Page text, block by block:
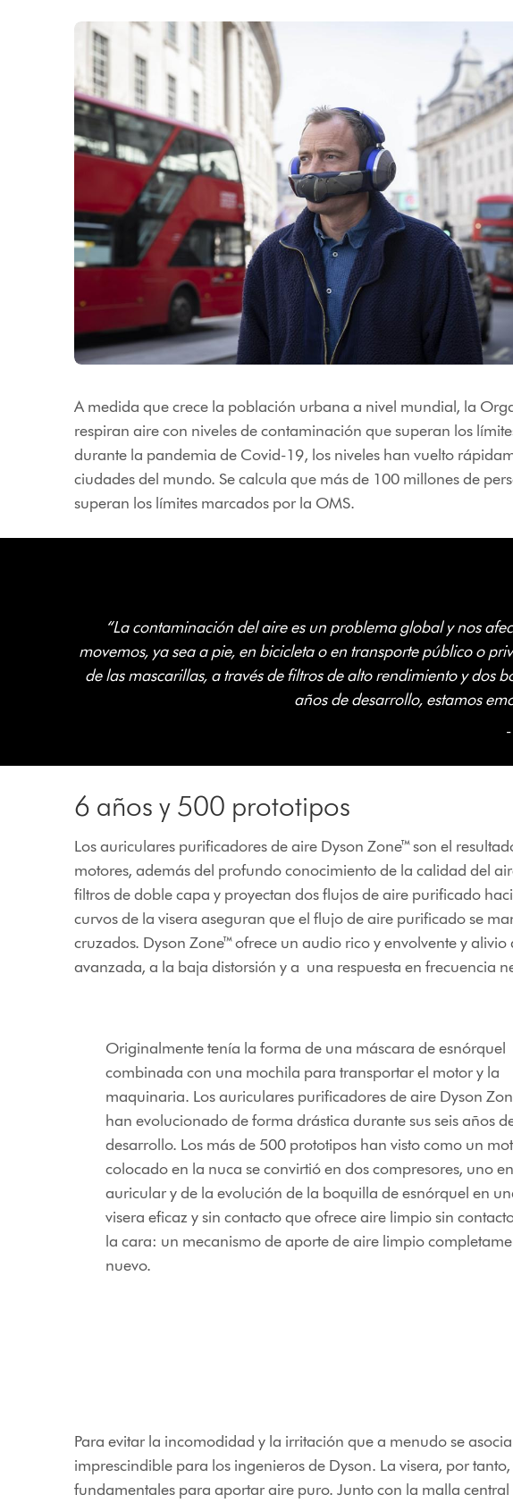
A medida que crece la población urbana a nivel mundial, la
respiran aire con niveles de contaminación que superan los
durante la pandemia de Covid-19, los niveles han vuelto
ciudades del mundo. Se calcula que más de 100 millones de
superan los límites marcados por la OMS.
“La contaminación del aire es un problema global y nos
movemos, ya sea a pie, en bicicleta o en transporte público o
de las mascarillas, a través de filtros de alto rendimiento y dos
años de desarrollo, estamos
6 años y 500 prototipos
Los auriculares purificadores de aire Dyson Zone™ son el
motores, además del profundo conocimiento de la calidad del
filtros de doble capa y proyectan dos flujos de aire purificado
curvos de la visera aseguran que el flujo de aire purificado se
cruzados. Dyson Zone™ ofrece un audio rico y envolvente y
avanzada, a la baja distorsión y a una respuesta en frecuencia
Originalmente tenía la forma de una máscara de esnórquel
combinada con una mochila para transportar el motor y la
maquinaria. Los auriculares purificadores de aire Dyson
han evolucionado de forma drástica durante sus seis años
desarrollo. Los más de 500 prototipos han visto como un
colocado en la nuca se convirtió en dos compresores, uno
auricular y de la evolución de la boquilla de esnórquel en
visera eficaz y sin contacto que ofrece aire limpio sin
la cara: un mecanismo de aporte de aire limpio
nuevo.
Para evitar la incomodidad y la irritación que a menudo se
imprescindible para los ingenieros de Dyson. La visera, por
fundamentales para aportar aire puro. Junto con la malla